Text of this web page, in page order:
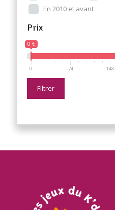
En 2010 et avant
Prix
0 €
0 74 148
Filtrer